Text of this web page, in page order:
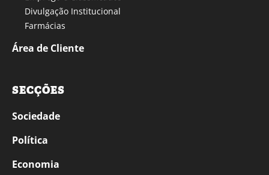
Divulgação Institucional
Farmácias
Área de Cliente
SECÇÕES
Sociedade
Política
Economia